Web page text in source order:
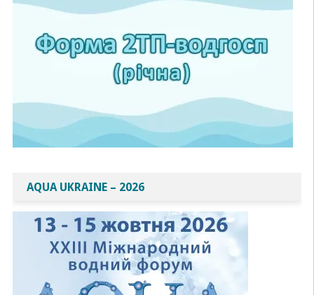
AQUA UKRAINE – 2026